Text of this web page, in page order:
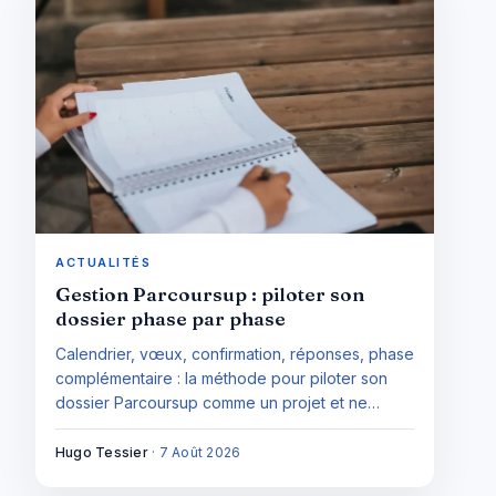
ACTUALITÉS
Gestion Parcoursup : piloter son
dossier phase par phase
Calendrier, vœux, confirmation, réponses, phase
complémentaire : la méthode pour piloter son
dossier Parcoursup comme un projet et ne
perdre aucune place par oubli.
Hugo Tessier · 7 Août 2026